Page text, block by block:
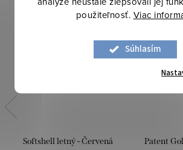
použiteľnosť. Viac
Súhlasím
Softshell letný - Červená Patent